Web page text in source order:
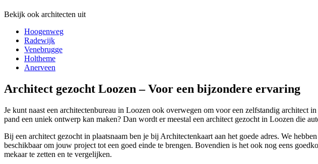
Bekijk ook architecten uit
Hoogenweg
Radewijk
Venebrugge
Holtheme
Anerveen
Architect gezocht Loozen – Voor een bijzondere ervaring
Je kunt naast een architectenbureau in Loozen ook overwegen om voor een zelfstandig
pand een uniek ontwerp kan maken? Dan wordt er meestal een architect gezocht in Loozen die
Bij een architect gezocht in plaatsnaam ben je bij Architectenkaart aan het goede adres. We
beschikbaar om jouw project tot een goed einde te brengen. Bovendien is het ook nog eens
mekaar te zetten en te vergelijken.